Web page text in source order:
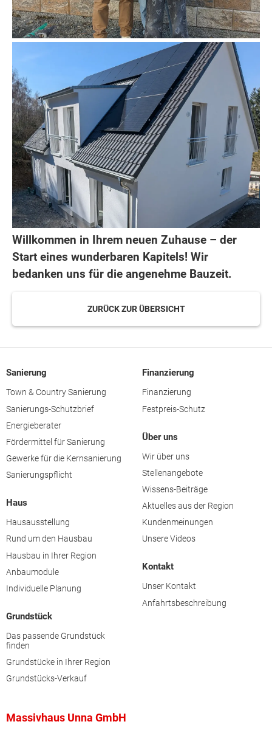
Willkommen in Ihrem neuen Zuhause – der
Start eines wunderbaren Kapitels! Wir
bedanken uns für die angenehme Bauzeit.
ZURÜCK ZUR ÜBERSICHT
Sanierung
Town & Country Sanierung
Sanierungs-Schutzbrief
Energieberater
Fördermittel für Sanierung
Gewerke für die Kernsanierung
Sanierungspflicht
Haus
Hausausstellung
Rund um den Hausbau
Hausbau in Ihrer Region
Anbaumodule
Individuelle Planung
Grundstück
Das passende Grundstück
finden
Grundstücke in Ihrer Region
Grundstücks-Verkauf
Finanzierung
Finanzierung
Festpreis-Schutz
Über uns
Wir über uns
Stellenangebote
Wissens-Beiträge
Aktuelles aus der Region
Kundenmeinungen
Unsere Videos
Kontakt
Unser Kontakt
Anfahrtsbeschreibung
Massivhaus Unna GmbH